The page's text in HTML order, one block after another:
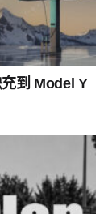
到 Model Y